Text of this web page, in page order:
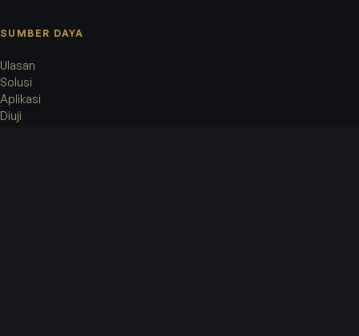
SUMBER DAYA
Ulasan
Solusi
Aplikasi
Diuji